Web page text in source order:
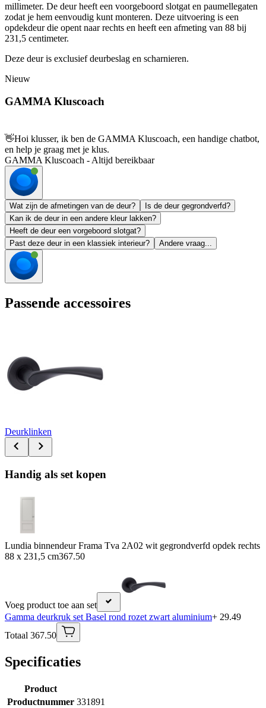
millimeter. De deur heeft een voorgeboord slotgat en paumellegaten
zodat je hem eenvoudig kunt monteren. Deze uitvoering is een
opdekdeur die opent naar rechts en heeft een afmeting van 88 bij
231,5 centimeter.
Deze deur is exclusief deurbeslag en scharnieren.
Nieuw
GAMMA Kluscoach
👋Hoi klusser, ik ben de GAMMA Kluscoach, een handige chatbot,
en help je graag met je klus.
GAMMA Kluscoach - Altijd bereikbaar
Wat zijn de afmetingen van de deur?
Is de deur gegrondverfd?
Kan ik de deur in een andere kleur lakken?
Heeft de deur een vorgeboord slotgat?
Past deze deur in een klassiek interieur?
Andere vraag...
Passende accessoires
Deurklinken
Handig als set kopen
Lundia binnendeur Frama Tva 2A02 wit gegrondverfd opdek rechts
88 x 231,5 cm367.50
Voeg product toe aan set
Gamma deurkruk set Basel rond rozet zwart aluminium+ 29.49
Totaal 367.50
Specificaties
Product
Productnummer 331891